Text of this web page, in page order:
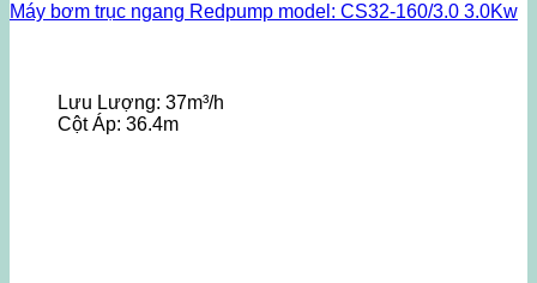
Máy bơm trục ngang Redpump model: CS32-160/3.0 3.0Kw
Lưu Lượng: 37m³/h
Cột Áp: 36.4m